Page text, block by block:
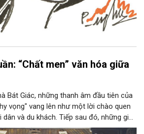
“Chất men” văn hóa giữa
Bát Giác, những thanh âm đầu tiên của
vọng" vang lên như một lời chào quen
và du khách. Tiếp sau đó, những giai
thế giới lần lượt cất lên qua phần biểu